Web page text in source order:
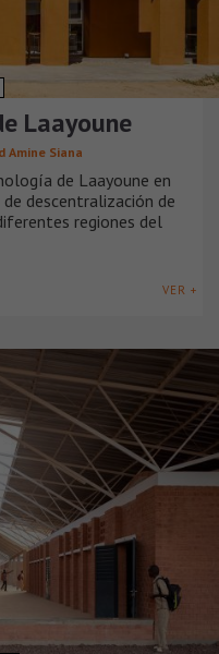
Laayoune
Amine Siana
de Laayoune en
descentralización de
regiones del
VER +